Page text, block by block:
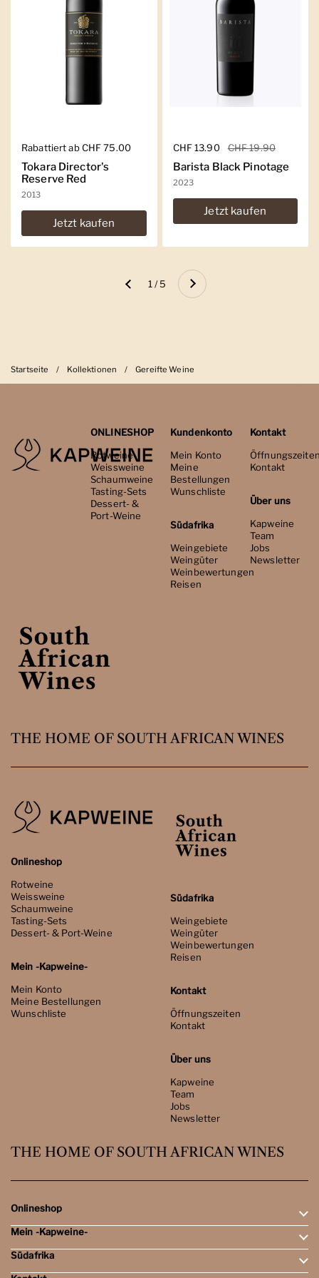
Regulärer Preis
Rabattiert ab CHF 75.00
Tokara Director's
Reserve Red
2013
Jetzt kaufen
Regulärer Preis
CHF 13.90 Sale-Preis
CHF 19.90
Barista Black Pinotage
2023
Jetzt kaufen
Zurück 1 / 5 Weiter
Startseite / Kollektionen / Gereifte Weine
ONLINESHOP
Rotweine
Weissweine
Schaumweine
Tasting-Sets
Dessert- &
Port-Weine
Kundenkonto
Mein Konto
Meine
Bestellungen
Wunschliste
Südafrika
Weingebiete
Weingüter
Weinbewertungen
Reisen
Kontakt
Kontakt
Über uns
Kapweine
Team
Jobs
Newsletter
THE HOME OF SOUTH AFRICAN WINES
Onlineshop
Rotweine
Weissweine
Schaumweine
Tasting-Sets
Dessert- & Port-Weine
Mein -Kapweine-
Mein Konto
Meine Bestellungen
Wunschliste
Südafrika
Weingebiete
Weingüter
Weinbewertungen
Reisen
Kontakt
Öffnungszeiten
Kontakt
Über uns
Kapweine
Team
Jobs
Newsletter
THE HOME OF SOUTH AFRICAN WINES
Onlineshop
Rotweine
Weissweine
Schaumweine
Tasting-Sets
Mein -Kapweine-
Mein Konto
Meine Bestellungen
Südafrika